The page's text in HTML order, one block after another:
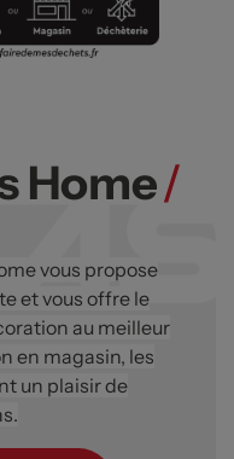
Home/
vous propose
et vous offre le
au meilleur
en magasin, les
un plaisir de